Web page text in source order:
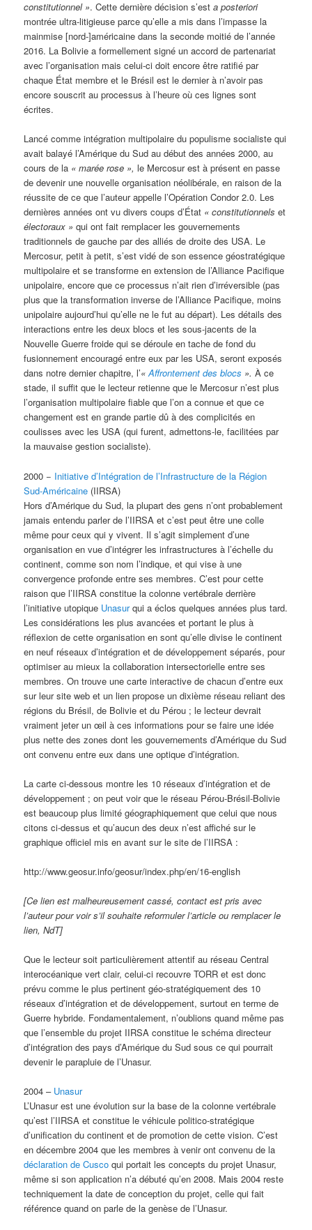
constitutionnel ». Cette dernière décision s’esta posteriori
montrée ultra-litigieuse parce qu’elle a mis dans l’impasse la
mainmise [nord-]américaine dans la seconde moitié de l’année
2016. La Bolivie a formellement signé un accord de partenariat
avec l’organisation mais celui-ci doit encore être ratifié par
chaque État membre et le Brésil est le dernier à n’avoir pas
encore souscrit au processus à l’heure où ces lignes sont
écrites.
Lancé comme intégration multipolaire du populisme socialiste qui
avait balayé l’Amérique du Sud au début des années 2000, au
cours de la « marée rose », le Mercosur est à présent en passe
de devenir une nouvelle organisation néolibérale, en raison de la
réussite de ce que l’auteur appelle l’Opération Condor 2.0. Les
dernières années ont vu divers coups d’État «constitutionnelset
électoraux » qui ont fait remplacer les gouvernements
traditionnels de gauche par des alliés de droite des USA. Le
Mercosur, petit à petit, s’est vidé de son essence géostratégique
multipolaire et se transforme en extension de l’Alliance Pacifique
unipolaire, encore que ce processus n’ait rien d’irréversible (pas
plus que la transformation inverse de l’Alliance Pacifique, moins
unipolaire aujourd’hui qu’elle ne le fut au départ). Les détails des
interactions entre les deux blocs et les sous-jacents de la
Nouvelle Guerre froide qui se déroule en tache de fond du
fusionnement encouragé entre eux par les USA, seront exposés
dans notre dernier chapitre, l’«Affrontement des blocs ». À ce
stade, il suffit que le lecteur retienne que le Mercosur n’est plus
l’organisation multipolaire fiable que l’on a connue et que ce
changement est en grande partie dû à des complicités en
coulisses avec les USA (qui furent, admettons-le, facilitées par
la mauvaise gestion socialiste).
2000 − Initiative d’Intégration de l’Infrastructure de la Région
Sud-Américaine (IIRSA)
Hors d’Amérique du Sud, la plupart des gens n’ont probablement
jamais entendu parler de l’IIRSA et c’est peut être une colle
même pour ceux qui y vivent. Il s’agit simplement d’une
organisation en vue d’intégrer les infrastructures à l’échelle du
continent, comme son nom l’indique, et qui vise à une
convergence profonde entre ses membres. C’est pour cette
raison que l’IIRSA constitue la colonne vertébrale derrière
l’initiative utopique Unasurqui a éclos quelques années plus tard.
Les considérations les plus avancées et portant le plus à
réflexion de cette organisation en sont qu’elle divise le continent
en neuf réseaux d’intégration et de développement séparés, pour
optimiser au mieux la collaboration intersectorielle entre ses
membres. On trouve une carte interactive de chacun d’entre eux
sur leur site web et un lien propose un dixième réseau reliant des
régions du Brésil, de Bolivie et du Pérou ; le lecteur devrait
vraiment jeter un œil à ces informations pour se faire une idée
plus nette des zones dont les gouvernements d’Amérique du Sud
ont convenu entre eux dans une optique d’intégration.
La carte ci-dessous montre les 10 réseaux d’intégration et de
développement ; on peut voir que le réseau Pérou-Brésil-Bolivie
est beaucoup plus limité géographiquement que celui que nous
citons ci-dessus et qu’aucun des deux n’est affiché sur le
graphique officiel mis en avant sur le site de l’IIRSA :
http://www.geosur.info/geosur/index.php/en/16-english
[Ce lien est malheureusement cassé, contact est pris avec
l’auteur pour voir s’il souhaite reformuler l’article ou remplacer le
lien, NdT]
Que le lecteur soit particulièrement attentif au réseau Central
interocéanique vert clair, celui-ci recouvre TORR et est donc
prévu comme le plus pertinent géo-stratégiquement des 10
réseaux d’intégration et de développement, surtout en terme de
Guerre hybride. Fondamentalement, n’oublions quand même pas
que l’ensemble du projet IIRSA constitue le schéma directeur
d’intégration des pays d’Amérique du Sud sous ce qui pourrait
devenir le parapluie de l’Unasur.
2004 – Unasur
L’Unasur est une évolution sur la base de la colonne vertébrale
qu’est l’IIRSA et constitue le véhicule politico-stratégique
d’unification du continent et de promotion de cette vision. C’est
en décembre 2004 que les membres à venir ont convenu de la
déclaration de Cusco qui portait les concepts du projet Unasur,
même si son application n’a débuté qu’en 2008. Mais 2004 reste
techniquement la date de conception du projet, celle qui fait
référence quand on parle de la genèse de l’Unasur.